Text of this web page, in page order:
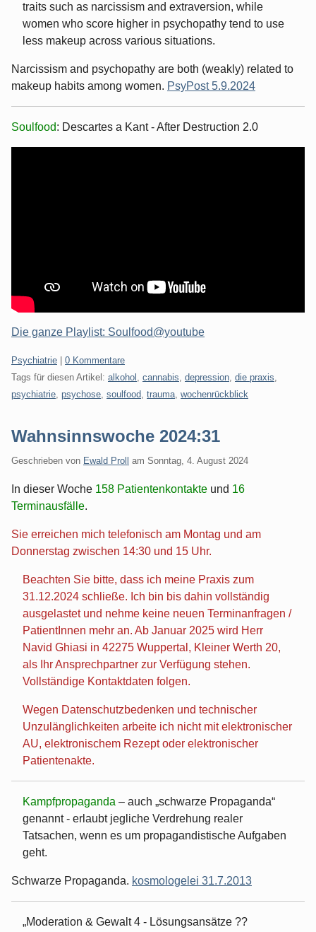
traits such as narcissism and extraversion, while
women who score higher in psychopathy tend to use
less makeup across various situations.
Narcissism and psychopathy are both (weakly) related to
makeup habits among women. PsyPost 5.9.2024
Soulfood: Descartes a Kant - After Destruction 2.0
Die ganze Playlist: Soulfood@youtube
Kategorien:
Psychiatrie
0 Kommentare
Tags für diesen Artikel: alkohol , cannabis, depression, die praxis,
psychiatrie, psychose, soulfood, trauma, wochenrückblick
Wahnsinnswoche 2024:31
Geschrieben von Ewald Proll am Sonntag, 4. August 2024
In dieser Woche 158 Patientenkontakte und 16
Terminausfälle.
Sie erreichen mich telefonisch am Montag und am
Donnerstag zwischen 14:30 und 15 Uhr.
Beachten Sie bitte, dass ich meine Praxis zum
31.12.2024 schließe. Ich bin bis dahin vollständig
ausgelastet und nehme keine neuen Terminanfragen /
PatientInnen mehr an. Ab Januar 2025 wird Herr
Navid Ghiasi in 42275 Wuppertal, Kleiner Werth 20,
als Ihr Ansprechpartner zur Verfügung stehen.
Vollständige Kontaktdaten folgen.
Wegen Datenschutzbedenken und technischer
Unzulänglichkeiten arbeite ich nicht mit elektronischer
AU, elektronischem Rezept oder elektronischer
Patientenakte.
Kampfpropaganda – auch „schwarze Propaganda“
genannt - erlaubt jegliche Verdrehung realer
Tatsachen, wenn es um propagandistische Aufgaben
geht.
Schwarze Propaganda. kosmologelei 31.7.2013
Moderation & Gewalt 4 - Lösungsansätze ??